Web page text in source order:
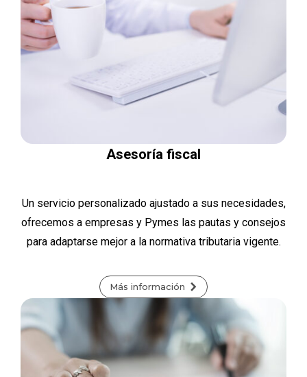
Asesoría fiscal
Un servicio personalizado ajustado a sus necesidades,
ofrecemos a empresas y Pymes las pautas y consejos
para adaptarse mejor a la normativa tributaria vigente.
Más información